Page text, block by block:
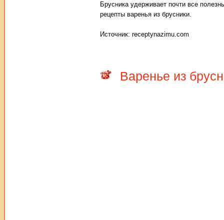
Брусника удерживает почти все
рецепты варенья из брусники.
Источник: receptynazimu.com
Варенье из